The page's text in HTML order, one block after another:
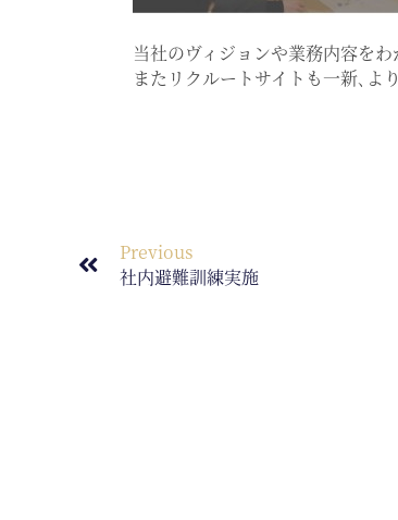
当社のヴィジョンや業務内容を
またリクルートサイトも一新､よ
Previous
社内避難訓練実施